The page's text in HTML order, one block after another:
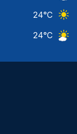
24°C
24°C